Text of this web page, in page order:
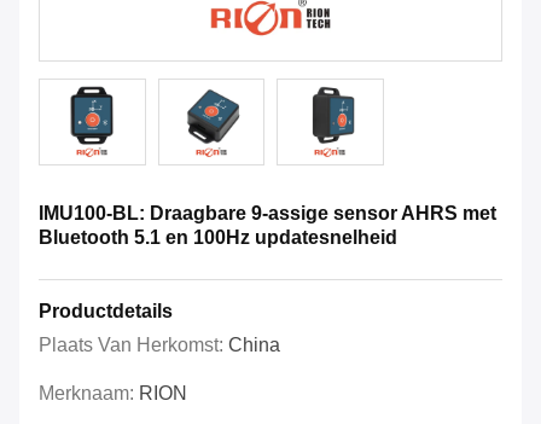
IMU100-BL: Draagbare 9-assige sensor AHRS met
Bluetooth 5.1 en 100Hz updatesnelheid
Productdetails
Plaats Van Herkomst: China
Merknaam: RION